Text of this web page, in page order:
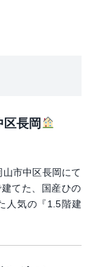
区長岡
山市中区長岡にて
てた、国産ひの
人気の『1.5階建